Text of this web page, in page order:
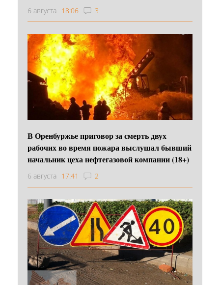
6 августа 18:06 3
В Оренбуржье приговор за смерть двух
рабочих во время пожара выслушал бывший
начальник цеха нефтегазовой компании (18+)
6 августа 17:41 2